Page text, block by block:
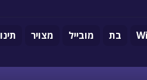
בת מובייל מצויר